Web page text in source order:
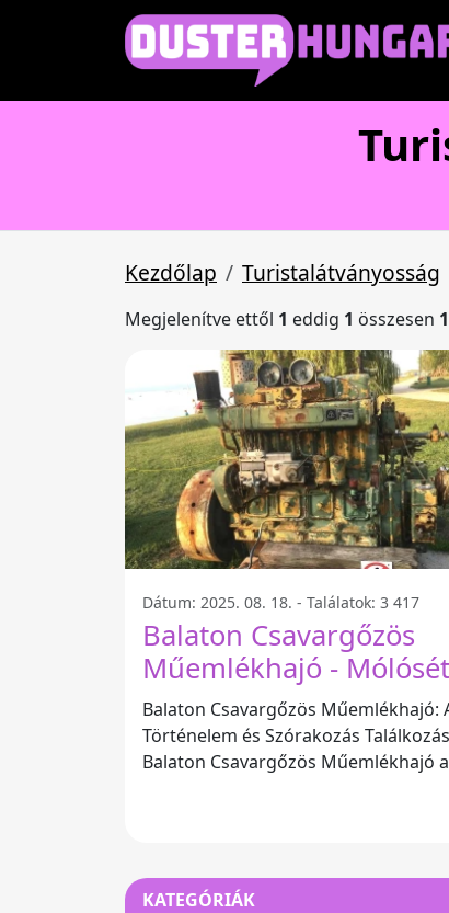
Kezdőlap Turistalátványosság
Megjelenítve ettől 1 eddig 1 összesen 1
Dátum: 2025. 08. 18. - Találatok: 3 417
Balaton Csavargőzös
Műemlékhajó -
Balaton Csavargőzös Műemlékhajó:
Történelem és Szórakozás Találkozása
Balaton Csavargőzös Műemlékhajó a
KATEGÓRIÁK